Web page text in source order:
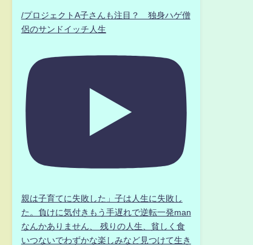
/プロジェクトA子さんも注目？ 独身ハゲ僧
侶のサンドイッチ人生
親は子育てに失敗した」子は人生に失敗し
た。負けに気付きもう手遅れで逆転一発man
なんかありません、 残りの人生、貧しく食
いつないでわずかな楽しみなど見つけて生き